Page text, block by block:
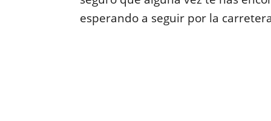
esperando a seguir por la